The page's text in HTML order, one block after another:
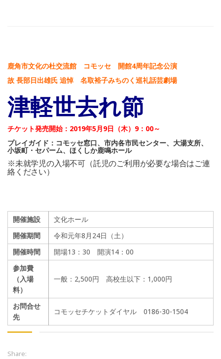
鹿角市文化の杜交流館 コモッセ 開館4周年記念公演
故 長部日出雄氏 追悼 名取裕子みちのく巡礼話芸劇場
津軽世去れ節
チケット発売開始：2019年5月9日（木）9：00～
プレイガイド：コモッセ窓口、市内各市民センター、大湯支所、
小坂町・セパーム、ほくしか鹿鳴ホール
※未就学児の入場不可（託児のご利用が必要な場合はご連
絡ください）
開催施設
文化ホール
開催期間
令和元年8月24日（土）
開催時間
開場13：30 開演14：00
参加費
（入場
料）
一般：2,500円 高校生以下：1,000円
お問合せ
先
コモッセチケットダイヤル 0186-30-1504
Share: